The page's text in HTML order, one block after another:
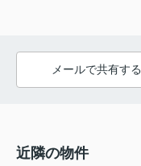
メールで共有する
近隣の物件